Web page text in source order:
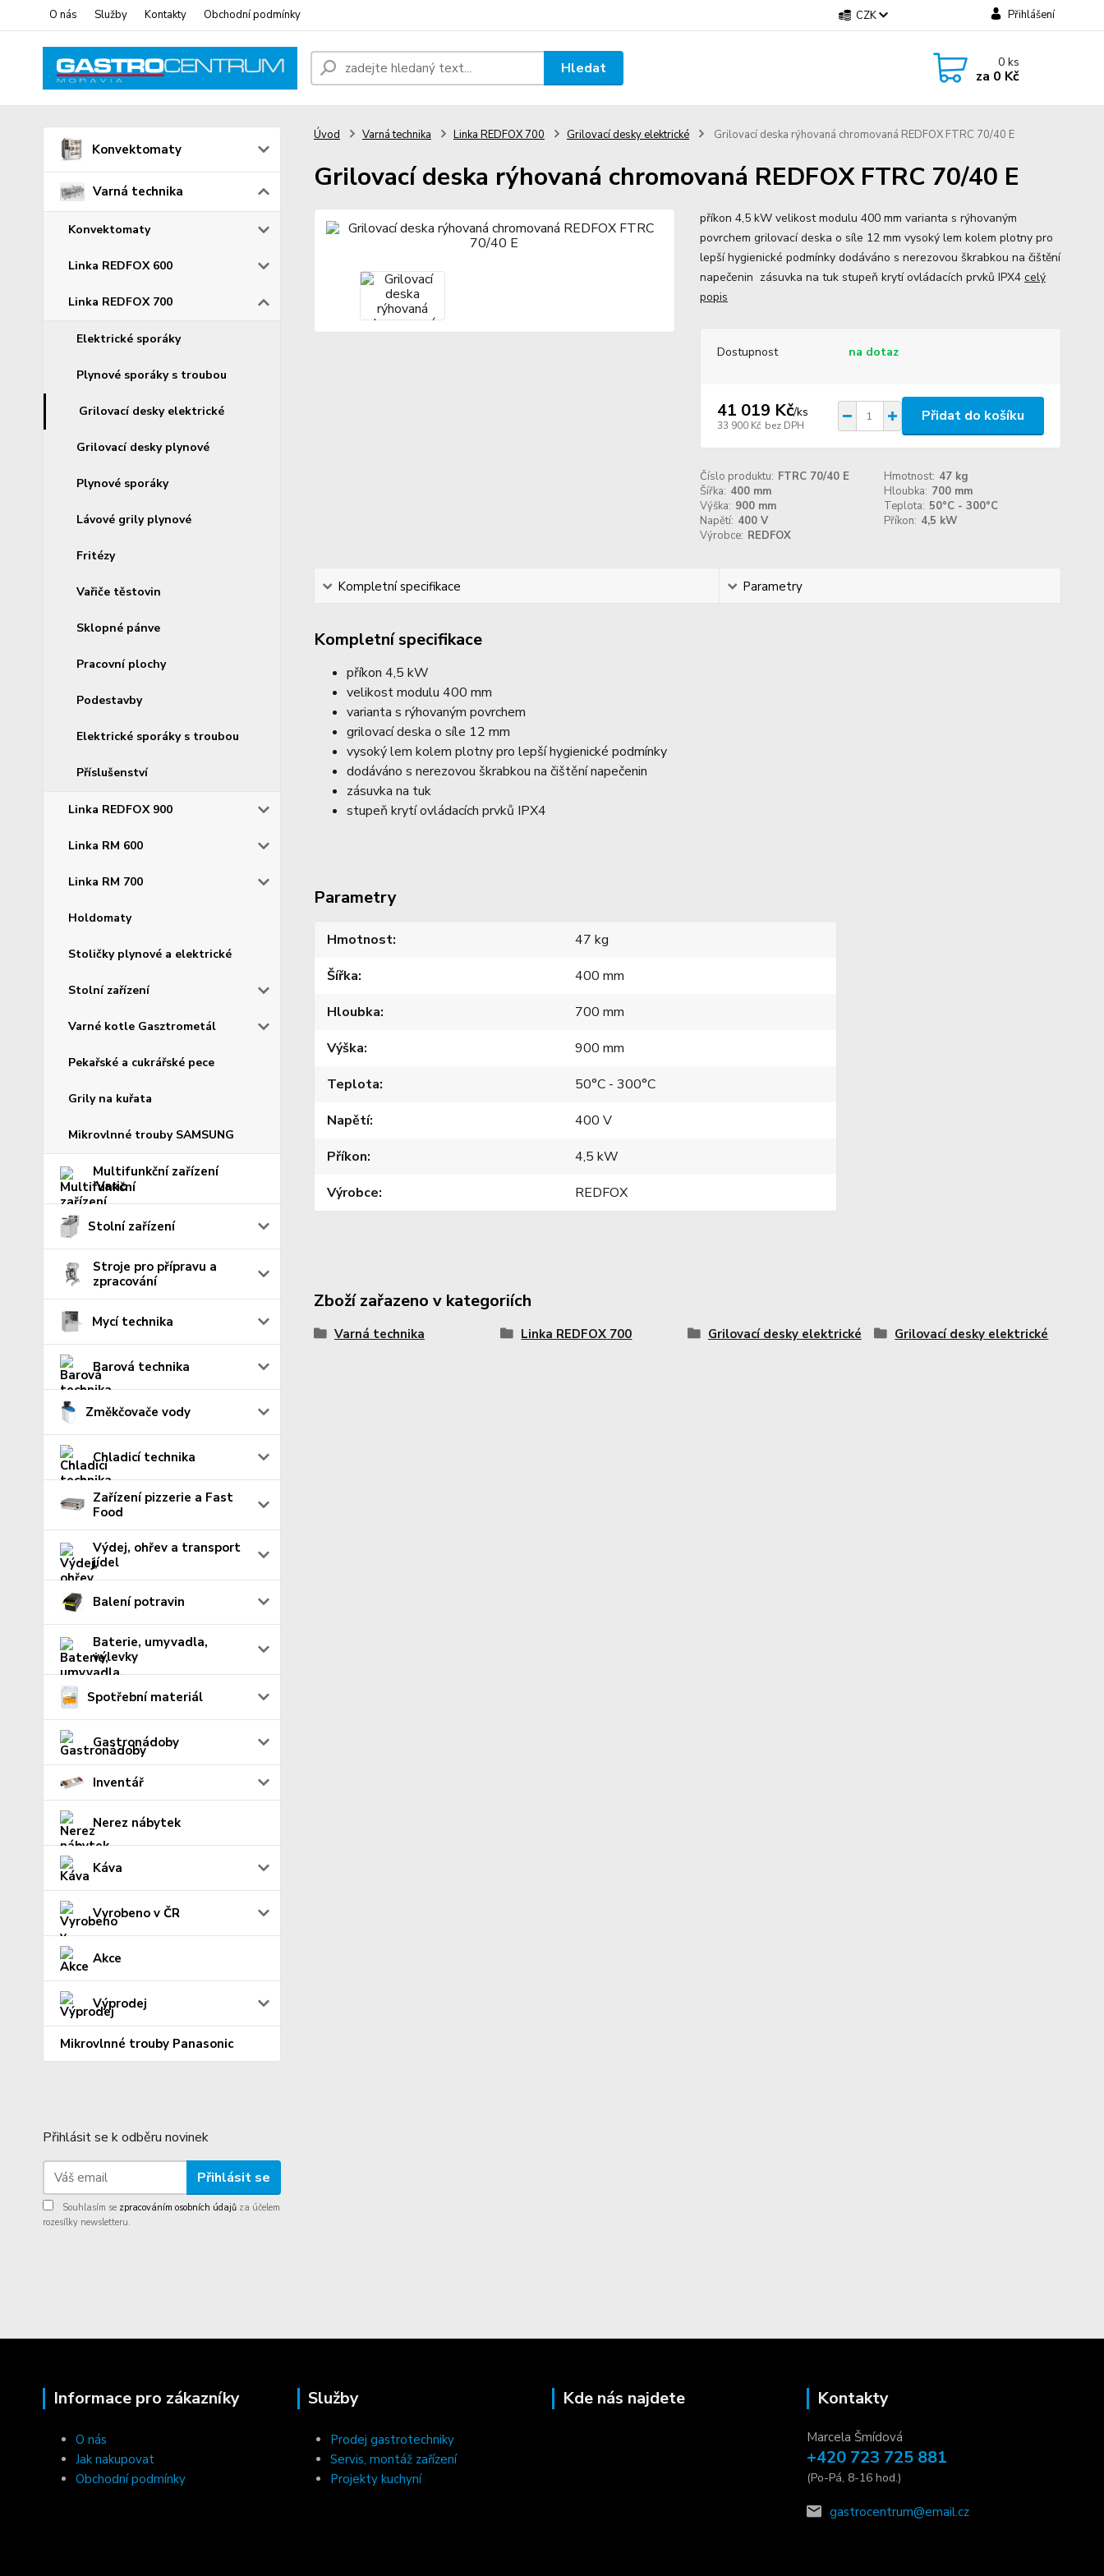
O nás Služby Kontakty Obchodní podmínky CZK Přihlášení
Hledat 0ks
za 0 Kč
Konvektomaty
Varná technika
Konvektomaty
Linka REDFOX 600
Linka REDFOX 700
Elektrické sporáky
Plynové sporáky s troubou
Grilovací desky elektrické
Grilovací desky plynové
Plynové sporáky
Lávové grily plynové
Fritézy
Vařiče těstovin
Sklopné pánve
Pracovní plochy
Podestavby
Elektrické sporáky s troubou
Příslušenství
Linka REDFOX 900
Linka RM 600
Linka RM 700
Holdomaty
Stoličky plynové a elektrické
Stolní zařízení
Varné kotle Gasztrometál
Pekařské a cukrářské pece
Grily na kuřata
Mikrovlnné trouby SAMSUNG
Multifunkční zařízení
iVario
Stolní zařízení
Stroje pro přípravu a
zpracování
Mycí technika
Barová technika
Změkčovače vody
Chladicí technika
Zařízení pizzerie a Fast
Food
Výdej, ohřev a transport
jídel
Balení potravin
Baterie, umyvadla,
výlevky
Spotřební materiál
Gastronádoby
Inventář
Nerez nábytek
Káva
Vyrobeno v ČR
Akce
Výprodej
Mikrovlnné trouby Panasonic
Přihlásit se k odběru novinek
Přihlásit se
Souhlasím se zpracováním osobních údajů za účelem
rozesílky newsletteru.
Úvod Varná technika Linka REDFOX 700 Grilovací desky elektrické Grilovací deska rýhovaná chromovaná REDFOX FTRC 70/40 E
Grilovací deska rýhovaná chromovaná REDFOX FTRC 70/40 E
příkon 4,5 kW velikost modulu 400 mm varianta s rýhovaným
povrchem grilovací deska o síle 12 mm vysoký lem kolem plotny pro
lepší hygienické podmínky dodáváno s nerezovou škrabkou na čištění
napečenin zásuvka na tuk stupeň krytí ovládacích prvků IPX4 celý
popis
Dostupnost na dotaz
41 019 Kč/ks
33 900 Kč bez DPH
Přidat do košíku
Číslo produktu: FTRC 70/40 E Hmotnost: 47 kg
Šířka: 400 mm Hloubka: 700 mm
Výška: 900 mm Teplota: 50°C - 300°C
Napětí: 400 V Příkon: 4,5 kW
Výrobce: REDFOX
Kompletní specifikace Parametry
Kompletní specifikace
příkon 4,5 kW
velikost modulu 400 mm
varianta s rýhovaným povrchem
grilovací deska o síle 12 mm
vysoký lem kolem plotny pro lepší hygienické podmínky
dodáváno s nerezovou škrabkou na čištění napečenin
zásuvka na tuk
stupeň krytí ovládacích prvků IPX4
Parametry
Hmotnost
47 kg
Šířka
400 mm
Hloubka
700 mm
Výška
900 mm
Teplota
50°C - 300°C
Napětí
400 V
Příkon
4,5 kW
Výrobce
REDFOX
Zboží zařazeno v kategoriích
Varná technika Linka REDFOX 700 Grilovací desky elektrické Grilovací desky elektrické
Informace pro zákazníky
O nás
Jak nakupovat
Obchodní podmínky
Služby
Prodej gastrotechniky
Servis, montáž zařízení
Projekty kuchyní
Kde nás najdete Kontakty
Marcela Šmídová
+420 723 725 881
(Po-Pá, 8-16 hod.)
gastrocentrum@email.cz